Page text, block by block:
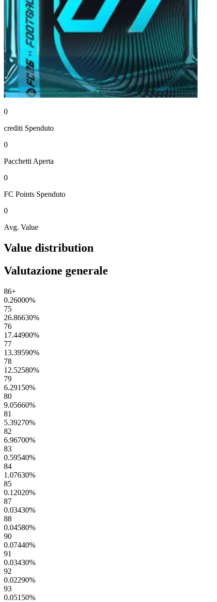
0
crediti Spenduto
0
Pacchetti Aperta
0
FC Points Spenduto
0
Avg. Value
Value distribution
Valutazione generale
86+
0.26000%
75
26.86630%
76
17.44900%
77
13.39590%
78
12.52580%
79
6.29150%
80
9.05660%
81
5.39270%
82
6.96700%
83
0.59540%
84
1.07630%
85
0.12020%
87
0.03430%
88
0.04580%
90
0.07440%
91
0.03430%
92
0.02290%
93
0.05150%